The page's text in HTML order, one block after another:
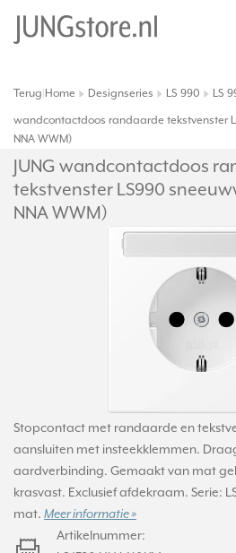
Terug Home Designseries LS 990 LS
wandcontactdoos randaarde tekstvenster
NNA WWM)
JUNG wandcontactdoos
tekstvenster LS990
NNA WWM)
Stopcontact met randaarde en
aansluiten met insteekklemmen.
aardverbinding. Gemaakt van mat
krasvast. Exclusief afdekraam. Serie:
mat. Meer informatie »
Artikelnummer: